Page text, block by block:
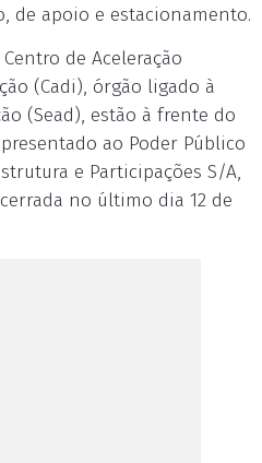
de apoio e estacionamento.
de Aceleração
(Cadi), órgão ligado à
(Sead), estão à frente do
ao Poder Público
e Participações S/A,
no último dia 12 de